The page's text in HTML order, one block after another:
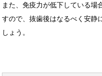
また、免疫力が低下している場
すので、抜歯後はなるべく安静
しょう。